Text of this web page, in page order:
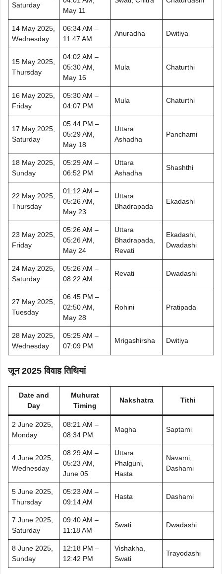
Saturday
May 11
14 May 2025,
Wednesday
06:34 AM –
11:47 AM
Anuradha Dwitiya
15 May 2025,
Thursday
04:02 AM –
05:30 AM,
May 16
Mula Chaturthi
16 May 2025,
Friday
05:30 AM –
04:07 PM
Mula Chaturthi
17 May 2025,
Saturday
05:44 PM –
05:29 AM,
May 18
Uttara
Ashadha
Panchami
18 May 2025,
Sunday
05:29 AM –
06:52 PM
Uttara
Ashadha
Shashthi
22 May 2025,
Thursday
01:12 AM –
05:26 AM,
May 23
Uttara
Bhadrapada
Ekadashi
23 May 2025,
Friday
05:26 AM –
05:26 AM,
May 24
Uttara
Bhadrapada,
Revati
Ekadashi,
Dwadashi
24 May 2025,
Saturday
05:26 AM –
08:22 AM
Revati Dwadashi
27 May 2025,
Tuesday
06:45 PM –
02:50 AM,
May 28
Rohini Pratipada
28 May 2025,
Wednesday
05:25 AM –
07:09 PM
Mrigashirsha Dwitiya
जून 2025 विवाह तिथियां
Date and
Day
Muhurat
Timing
Nakshatra Tithi
2 June 2025,
Monday
08:21 AM –
08:34 PM
Magha Saptami
4 June 2025,
Wednesday
08:29 AM –
05:23 AM,
June 05
Uttara
Phalguni,
Hasta
Navami,
Dashami
5 June 2025,
Thursday
05:23 AM –
09:14 AM
Hasta Dashami
7 June 2025,
Saturday
09:40 AM –
11:18 AM
Swati Dwadashi
8 June 2025,
Sunday
12:18 PM –
12:42 PM
Vishakha,
Swati
Trayodashi